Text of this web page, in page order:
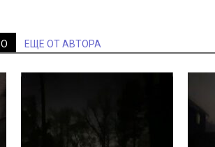
ЕЩЕ ОТ АВТОРА